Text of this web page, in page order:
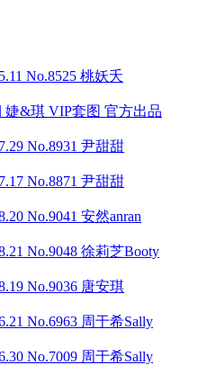
No.8525 桃妖夭
&琪 VIP套图 官方出品
No.8931 尹甜甜
No.8871 尹甜甜
No.9041 安然anran
No.9048 徐莉芝Booty
No.9036 唐安琪
No.6963 周于希Sally
No.7009 周于希Sally